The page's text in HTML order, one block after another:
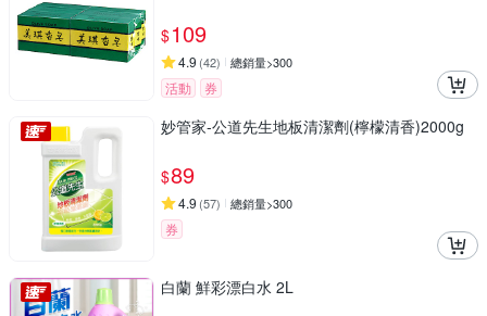
$109
4.9 (42) 總銷量>300
活動 券
妙管家-公道先生地板清潔劑(檸檬清香)2000g
$89
4.9 (57) 總銷量>300
券
白蘭 鮮彩漂白水 2L